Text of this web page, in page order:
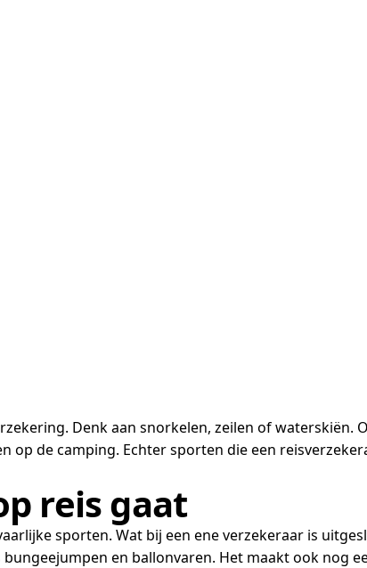
Denk aan snorkelen, zeilen of waterskiën.
de camping. Echter sporten die een
reis gaat
sporten. Wat bij een ene verzekeraar is
en ballonvaren. Het maakt ook nog